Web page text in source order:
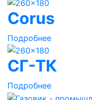
Corus
Подробнее
СГ-ТК
Подробнее